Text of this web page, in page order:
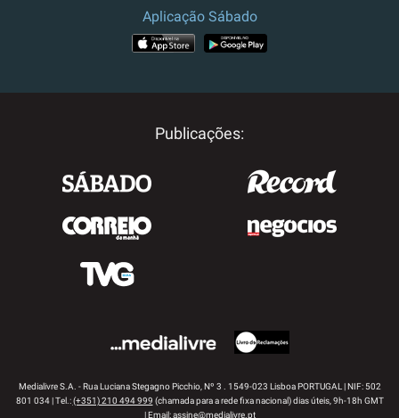
Aplicação Sábado
Publicações:
Medialivre S.A. - Rua Luciana Stegagno Picchio, Nº 3 . 1549-023 Lisboa PORTUGAL | NIF: 502
801 034 | Tel.:(+351) 210 494 999 (chamada para a rede fixa nacional) dias úteis, 9h-18h GMT
| Email:assine@medialivre.pt